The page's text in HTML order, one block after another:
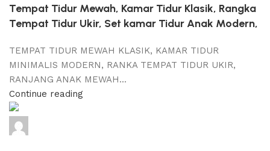
Tempat Tidur Mewah, Kamar Tidur Klasik, Rangka
Tempat Tidur Ukir, Set kamar Tidur Anak Modern,
TEMPAT TIDUR MEWAH KLASIK, KAMAR TIDUR
MINIMALIS MODERN, RANKA TEMPAT TIDUR UKIR,
RANJANG ANAK MEWAH...
Continue reading